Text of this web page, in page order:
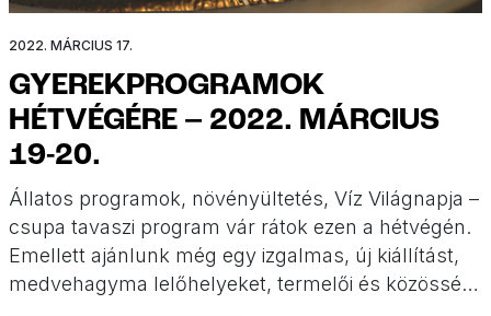
2022. MÁRCIUS 17.
GYEREKPROGRAMOK
HÉTVÉGÉRE – 2022. MÁRCIUS
19-20.
Állatos programok, növényültetés, Víz Világnapja –
csupa tavaszi program vár rátok ezen a hétvégén.
Emellett ajánlunk még egy izgalmas, új kiállítást,
medvehagyma lelőhelyeket, termelői és közösségi